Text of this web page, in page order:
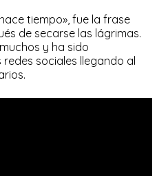
tiempo», fue la frase
de secarse las lágrimas.
y ha sido
sociales llegando al